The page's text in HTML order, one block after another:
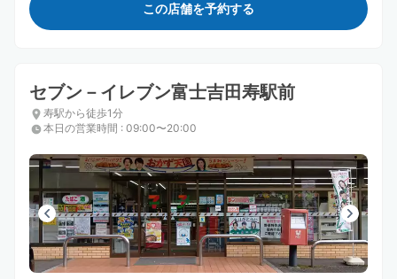
この店舗を予約する
セブン－イレブン富士吉田寿駅前
寿駅から徒歩1分
本日の営業時間 : 09:00〜20:00